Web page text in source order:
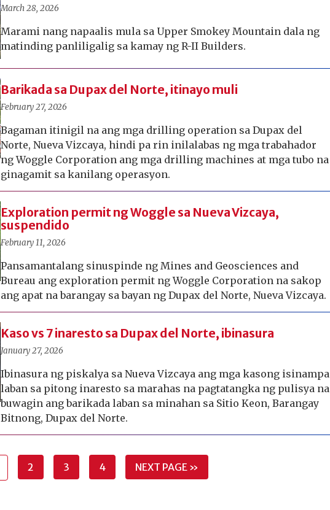
March 28, 2026
Marami nang napaalis mula sa Upper Smokey Mountain dala ng
matinding panliligalig sa kamay ng R-II Builders.
Barikada sa Dupax del Norte, itinayo muli
February 27, 2026
Bagaman itinigil na ang mga drilling operation sa Dupax del
Norte, Nueva Vizcaya, hindi pa rin inilalabas ng mga trabahador
ng Woggle Corporation ang mga drilling machines at mga tubo na
ginagamit sa kanilang operasyon.
Exploration permit ng Woggle sa Nueva Vizcaya,
suspendido
February 11, 2026
Pansamantalang sinuspinde ng Mines and Geosciences and
Bureau ang exploration permit ng Woggle Corporation na sakop
ang apat na barangay sa bayan ng Dupax del Norte, Nueva Vizcaya.
Kaso vs 7 inaresto sa Dupax del Norte, ibinasura
January 27, 2026
Ibinasura ng piskalya sa Nueva Vizcaya ang mga kasong isinampa
laban sa pitong inaresto sa marahas na pagtatangka ng pulisya na
buwagin ang barikada laban sa minahan sa Sitio Keon, Barangay
Bitnong, Dupax del Norte.
2 3 4 NEXT PAGE »